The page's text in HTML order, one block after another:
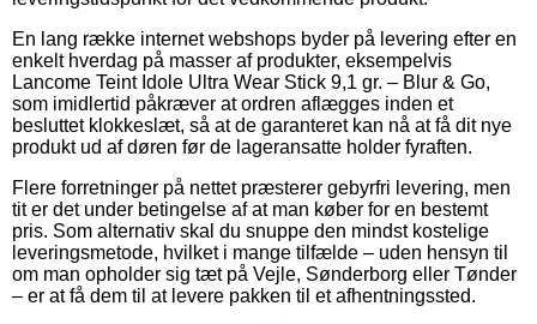
En lang række internet webshops byder på levering efter en
enkelt hverdag på masser af produkter, eksempelvis
Lancome Teint Idole Ultra Wear Stick 9,1 gr. – Blur & Go,
som imidlertid påkræver at ordren aflægges inden et
besluttet klokkeslæt, så at de garanteret kan nå at få dit nye
produkt ud af døren før de lageransatte holder fyraften.
Flere forretninger på nettet præsterer gebyrfri levering, men
tit er det under betingelse af at man køber for en bestemt
pris. Som alternativ skal du snuppe den mindst kostelige
leveringsmetode, hvilket i mange tilfælde – uden hensyn til
om man opholder sig tæt på Vejle, Sønderborg eller Tønder
– er at få dem til at levere pakken til et afhentningssted.